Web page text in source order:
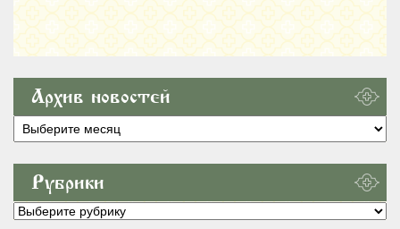
Архив новостей
Архив
новостей
Рубрики
Рубрики